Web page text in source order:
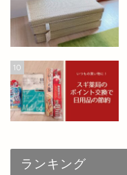
10
ランキング